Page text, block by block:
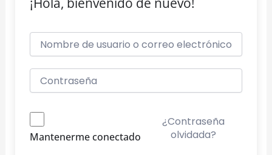
Mantenerme conectado
¿Contraseña
olvidada?